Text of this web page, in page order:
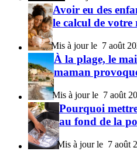
Avoir eu des
le calcul de
7 août
À la plage, le
maman
7 août
Pourquoi
au fond de la
7 août